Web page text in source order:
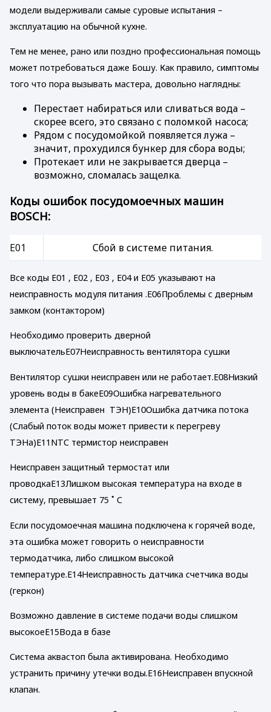
модели выдерживали самые суровые испытания –
эксплуатацию на обычной кухне.
Тем не менее, рано или поздно профессиональная помощь
может потребоваться даже Бошу. Как правило, симптомы
того что пора вызывать мастера, довольно наглядны:
Перестает набираться или сливаться вода –
скорее всего, это связано с поломкой насоса;
Рядом с посудомойкой появляется лужа –
значит, прохудился бункер для сбора воды;
Протекает или не закрывается дверца –
возможно, сломалась защелка.
Коды ошибок посудомоечных машин
BOSCH:
E01 Сбой в системе питания.
Все коды E01 , E02 , E03 , E04 и E05 указывают на
неисправность модуля питания .E06Проблемы с дверным
замком (контактором)
Необходимо проверить дверной
выключательE07Неисправность вентилятора сушки
Вентилятор сушки неисправен или не работает.E08Низкий
уровень воды в бакеE09Ошибка нагревательного
элемента (Неисправен ТЭН)E10Ошибка датчика потока
(Слабый поток воды может привести к перегреву
ТЭНа)E11NTC термистор неисправен
Неисправен защитный термостат или
проводкаE13Лишком высокая температура на входе в
систему, превышает 75 ˚ C
Если посудомоечная машина подключена к горячей воде,
эта ошибка может говорить о неисправности
термодатчика, либо слишком высокой
температуре.E14Неисправность датчика счетчика воды
(геркон)
Возможно давление в системе подачи воды слишком
высокоеE15Вода в базе
Система аквастоп была активирована. Необходимо
устранить причину утечки воды.E16Неисправен впускной
клапан.